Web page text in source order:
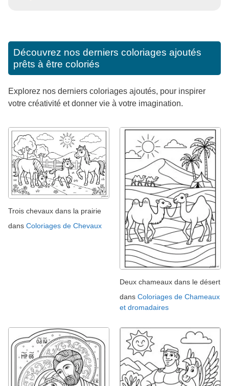
Découvrez nos derniers coloriages ajoutés
prêts à être coloriés
Explorez nos derniers coloriages ajoutés, pour inspirer
votre créativité et donner vie à votre imagination.
Trois chevaux dans la prairie
dans Coloriages de Chevaux
Deux chameaux dans le désert
dans Coloriages de Chameaux
et dromadaires